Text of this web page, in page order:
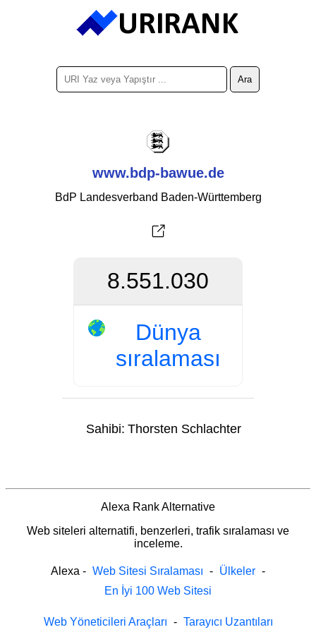
www.bdp-bawue.de
BdP Landesverband Baden-Württemberg
8.551.030
Dünya
sıralaması
Sahibi: Thorsten Schlachter
Alexa Rank Alternative
Web siteleri alternatifi, benzerleri, trafik sıralaması ve
inceleme.
Alexa - Web Sitesi Sıralaması - Ülkeler -
En İyi 100 Web Sitesi
Web Yöneticileri Araçları - Tarayıcı Uzantıları